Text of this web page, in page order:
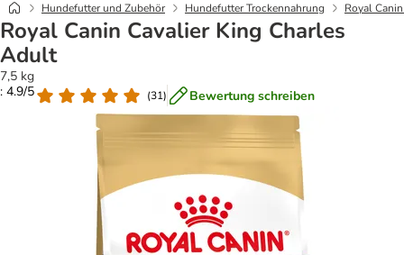
Hundefutter und Zubehör Hundefutter Trockennahrung Royal
Royal Canin Cavalier King Charles
Adult
7,5 kg
: 4.9/5
(31) Bewertung schreiben